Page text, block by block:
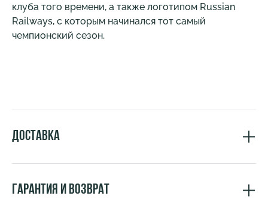
клуба того времени, а также логотипом Russian
Railways, с которым начинался тот самый
чемпионский сезон.
Доставка
Гарантия и возврат